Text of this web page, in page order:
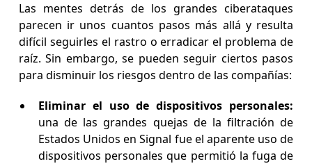
Las mentes detrás de los grandes ciberataques
parecen ir unos cuantos pasos más allá y resulta
difícil seguirles el rastro o erradicar el problema de
raíz. Sin embargo, se pueden seguir ciertos pasos
para disminuir los riesgos dentro de las compañías:
Eliminar el uso de dispositivos personales:
una de las grandes quejas de la filtración de
Estados Unidos en Signal fue el aparente uso de
dispositivos personales que permitió la fuga de